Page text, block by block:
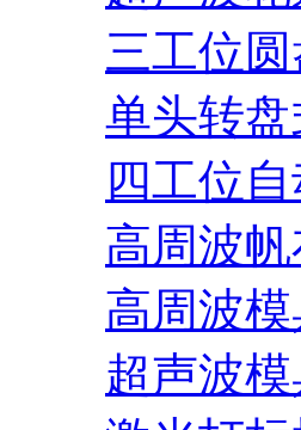
三工位
单头转
四工位
高周波
高周波
超声波